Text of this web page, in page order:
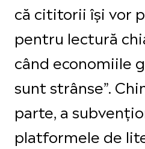
că cititorii își vor
pentru lectură
când economiile
sunt strânse”.
parte, a
platformele de